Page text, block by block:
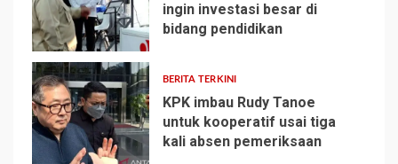
1
ingin investasi besar di
bidang pendidikan
BERITA TERKINI
KPK imbau Rudy Tanoe
untuk kooperatif usai tiga
kali absen pemeriksaan